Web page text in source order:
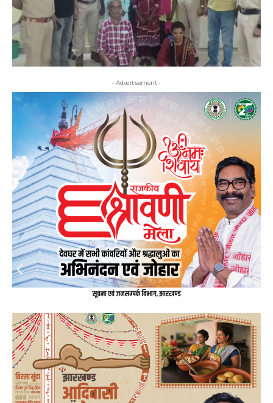
- Advertisement -